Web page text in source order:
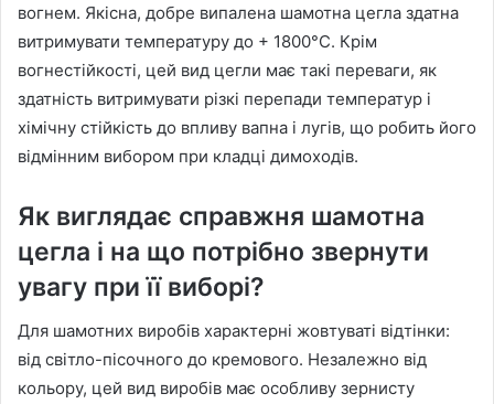
вогнем. Якісна, добре випалена шамотна цегла здатна
витримувати температуру до + 1800°C. Крім
вогнестійкості, цей вид цегли має такі переваги, як
здатність витримувати різкі перепади температур і
хімічну стійкість до впливу вапна і лугів, що робить його
відмінним вибором при кладці димоходів.
Як виглядає справжня шамотна
цегла і на що потрібно звернути
увагу при її виборі?
Для шамотних виробів характерні жовтуваті відтінки:
від світло-пісочного до кремового. Незалежно від
кольору, цей вид виробів має особливу зернисту